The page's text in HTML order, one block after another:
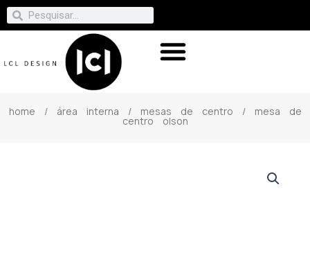
home / área interna / mesas de centro / mesa de
centro olson